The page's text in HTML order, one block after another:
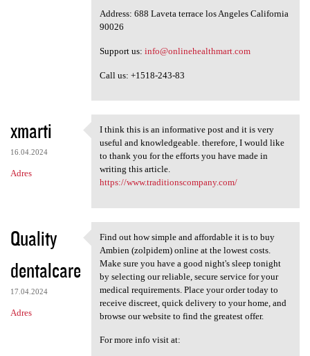
Address: 688 Laveta terrace los Angeles California
90026
Support us: info@onlinehealthmart.com
Call us: +1518-243-83
xmarti
16.04.2024
Adres
I think this is an
I think this is an informative post and it is very
useful and knowledgeable. therefore, I would like
to thank you for the efforts you have made in
writing this article.
https://www.traditionscompany.com/
Quality
dentalcare
17.04.2024
Adres
Find out how simple and
Find out how simple and affordable it is to buy
Ambien (zolpidem) online at the lowest costs.
Make sure you have a good night's sleep tonight
by selecting our reliable, secure service for your
medical requirements. Place your order today to
receive discreet, quick delivery to your home, and
browse our website to find the greatest offer.
For more info visit at: